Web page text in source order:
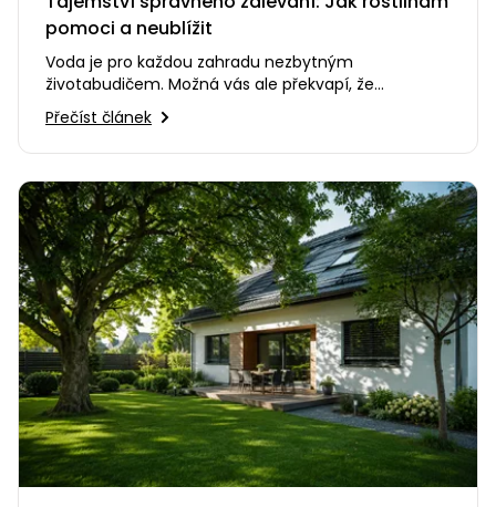
pomoci a neublížit
Voda je pro každou zahradu nezbytným
životabudičem. Možná vás ale překvapí, že
nesprávný způsob zalévání dokáže…
Přečíst článek